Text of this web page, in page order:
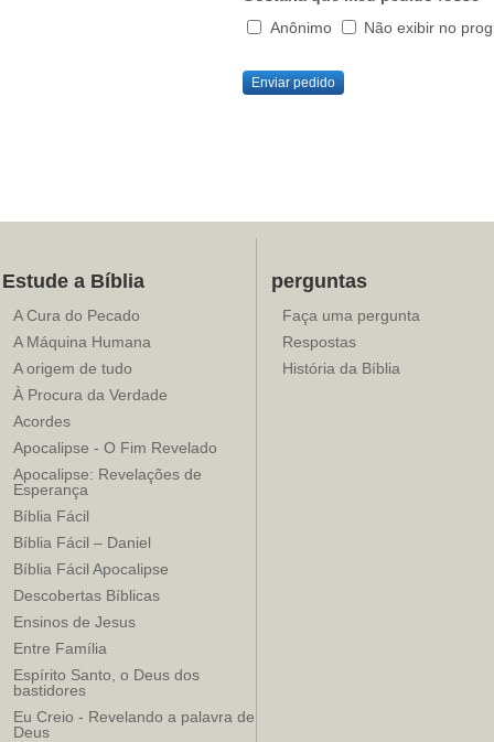
Anônimo
Não exibir no
Enviar pedido
Estude a Bíblia
A Cura do Pecado
A Máquina Humana
A origem de tudo
À Procura da Verdade
Acordes
Apocalipse - O Fim Revelado
Apocalipse: Revelações de
Esperança
Bíblia Fácil
Bíblia Fácil – Daniel
Bíblia Fácil Apocalipse
Descobertas Bíblicas
Ensinos de Jesus
Entre Família
Espírito Santo, o Deus dos
bastidores
Eu Creio - Revelando a palavra de
Deus
perguntas
Faça uma pergunta
Respostas
História da Bíblia